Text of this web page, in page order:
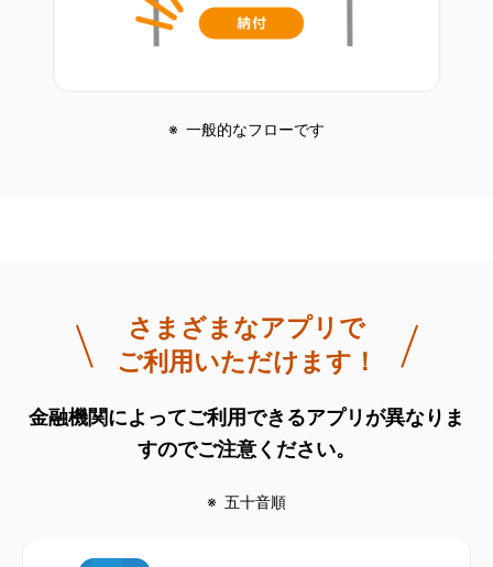
一般的なフローです
さまざまなアプリで
ご利用いただけます！
金融機関によってご利用できるアプリが異なりま
すのでご注意ください。
五十音順